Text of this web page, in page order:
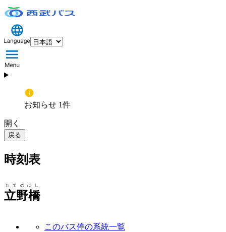
お知らせ 1件
開く
戻る
時刻表
立野橋
たてのばし
このバス停の系統一覧